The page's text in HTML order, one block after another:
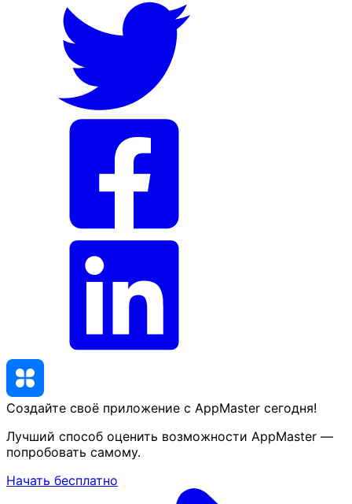
Создайте своё приложение с AppMaster сегодня!
Лучший способ оценить возможности AppMaster —
попробовать самому.
Начать бесплатно